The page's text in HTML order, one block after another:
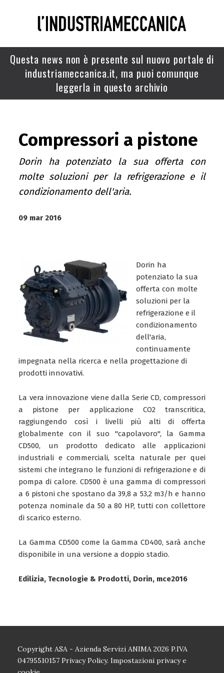
Questa news non è presente sul nuovo portale di
industriameccanica.it, ma puoi comunque
leggerla in questo archivio
Compressori a pistone
Dorin ha potenziato la sua offerta con
molte soluzioni per la refrigerazione e il
condizionamento dell'aria.
09 mar 2016
Dorin ha
potenziato la sua
offerta con molte
soluzioni per la
refrigerazione e il
condizionamento
dell'aria,
continuamente
impegnata nella ricerca e nella progettazione di
prodotti innovativi.
La vera innovazione viene dalla Serie CD, compressori
a pistone per applicazione CO2 transcritica,
raggiungendo così i livelli più alti di offerta
globalmente con il suo "capolavoro", la Gamma
CD500, un prodotto dedicato alle applicazioni
industriali e commerciali, scelta naturale per quei
sistemi che integrano le funzioni di refrigerazione e di
pompa di calore. CD500 è una gamma di compressori
a 6 pistoni che spostano da 39,8 a 53,2 m3/h e hanno
potenza nominale da 50 a 80 HP, tutti con collettore
di scarico esterno.
La Gamma CD500 come la Gamma CD400, sarà anche
disponibile in una versione a doppio stadio.
Edilizia, Tecnologie & Prodotti, Dorin, mce2016
Copyright ASA - Azienda Servizi ANIMA 2026 P.IVA
04795510157 Privacy Policy. Impostazioni privacy e